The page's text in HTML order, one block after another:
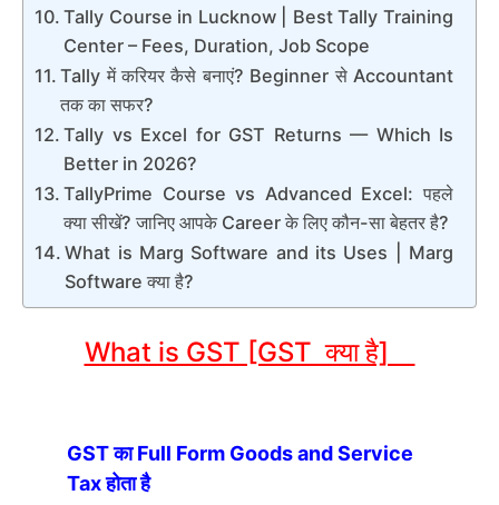
Tally Course in Lucknow | Best Tally Training
Center – Fees, Duration, Job Scope
Tally में करियर कैसे बनाएं? Beginner से Accountant
तक का सफर?
Tally vs Excel for GST Returns — Which Is
Better in 2026?
TallyPrime Course vs Advanced Excel: पहले
क्या सीखें? जानिए आपके Career के लिए कौन-सा बेहतर है?
What is Marg Software and its Uses | Marg
Software क्या है?
What is GST [GST क्या है]
GST का Full Form Goods and Service
Tax होता है